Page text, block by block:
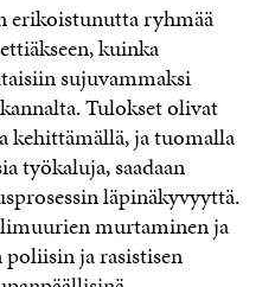
erikoistunutta ryhmää
kuinka
sujuvammaksi
Tulokset olivat
kehittämällä, ja tuomalla
työkaluja, saadaan
läpinäkyvyyttä.
murtaminen ja
ja rasistisen